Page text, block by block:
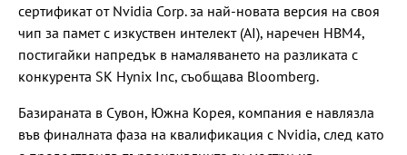
сертификат от Nvidia Corp. за най-новата версия на своя
чип за памет с изкуствен интелект (AI), наречен HBM4,
постигайки напредък в намаляването на разликата с
конкурента SK Hynix Inc, съобщава Bloomberg.
Базираната в Сувон, Южна Корея, компания е навлязла
във финалната фаза на квалификация с Nvidia, след като